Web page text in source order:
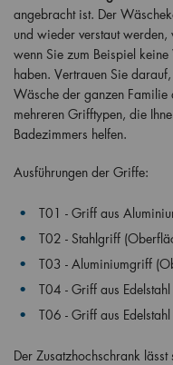
angebracht ist. Der
und wieder verstaut
wenn Sie zum Beispiel
haben. Vertrauen Sie
Wäsche der ganzen Familie
mehreren Grifftypen, die
Badezimmers helfen.
Ausführungen der Griffe:
T01 - Griff aus
T02 - Stahlgriff
T03 - Aluminiumgriff (
T04 - Griff aus
T06 - Griff aus
Der Zusatzhochschrank